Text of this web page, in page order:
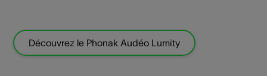
Découvrez le Phonak Audéo Lumity